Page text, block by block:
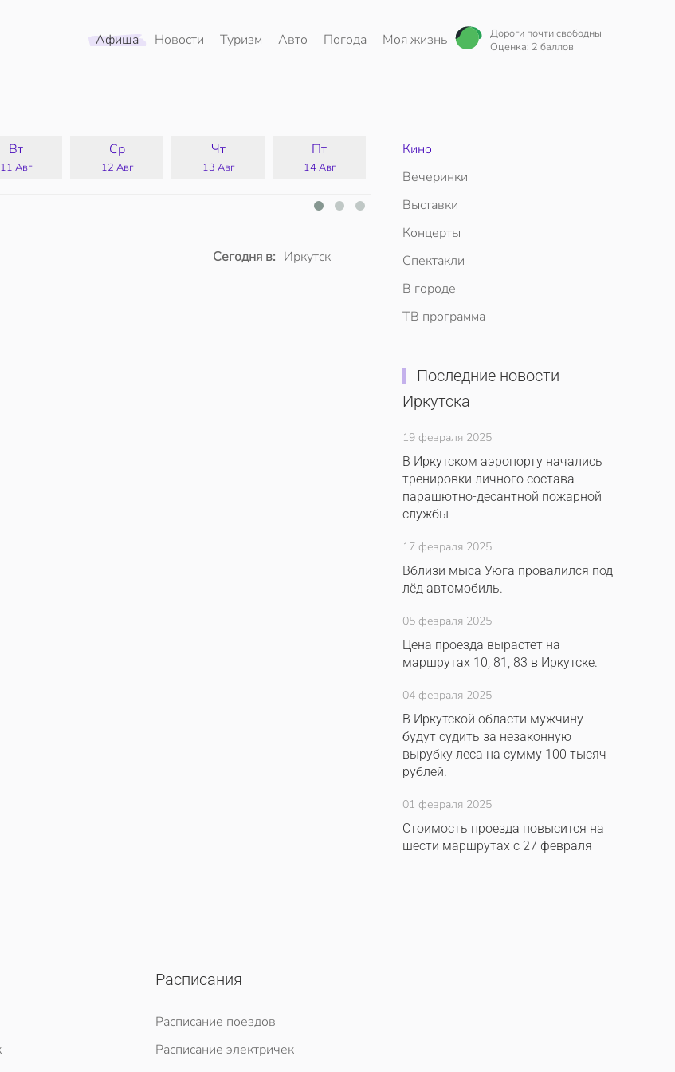
Афиша Новости Туризм Авто Погода Моя жизнь
Дороги почти свободны
Оценка: 2 баллов
Вт
11 Авг
Ср
12 Авг
Чт
13 Авг
Пт
14 Авг
Сб
Сегодня в: Иркутск
Кино
Вечеринки
Выставки
Концерты
Спектакли
В городе
ТВ программа
Последние новости
Иркутска
19 февраля 2025
В Иркутском аэропорту начались
тренировки личного состава
парашютно-десантной пожарной
службы
17 февраля 2025
Вблизи мыса Уюга провалился под
лёд автомобиль.
05 февраля 2025
Цена проезда вырастет на
маршрутах 10, 81, 83 в Иркутске.
04 февраля 2025
В Иркутской области мужчину
будут судить за незаконную
вырубку леса на сумму 100 тысяч
рублей.
01 февраля 2025
Стоимость проезда повысится на
шести маршрутах с 27 февраля
Расписания
Расписание поездов
Расписание электричек